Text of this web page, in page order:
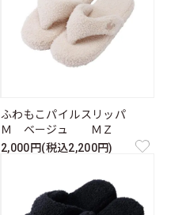
ふわもこパイルスリッパ
Ｍ ベージュ ＭＺ
2,000円(税込2,200円)